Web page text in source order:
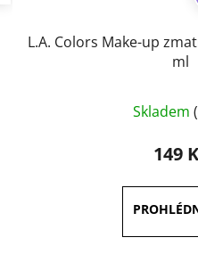
L.A. Colors Make-up
ml
z
5
Skladem
149